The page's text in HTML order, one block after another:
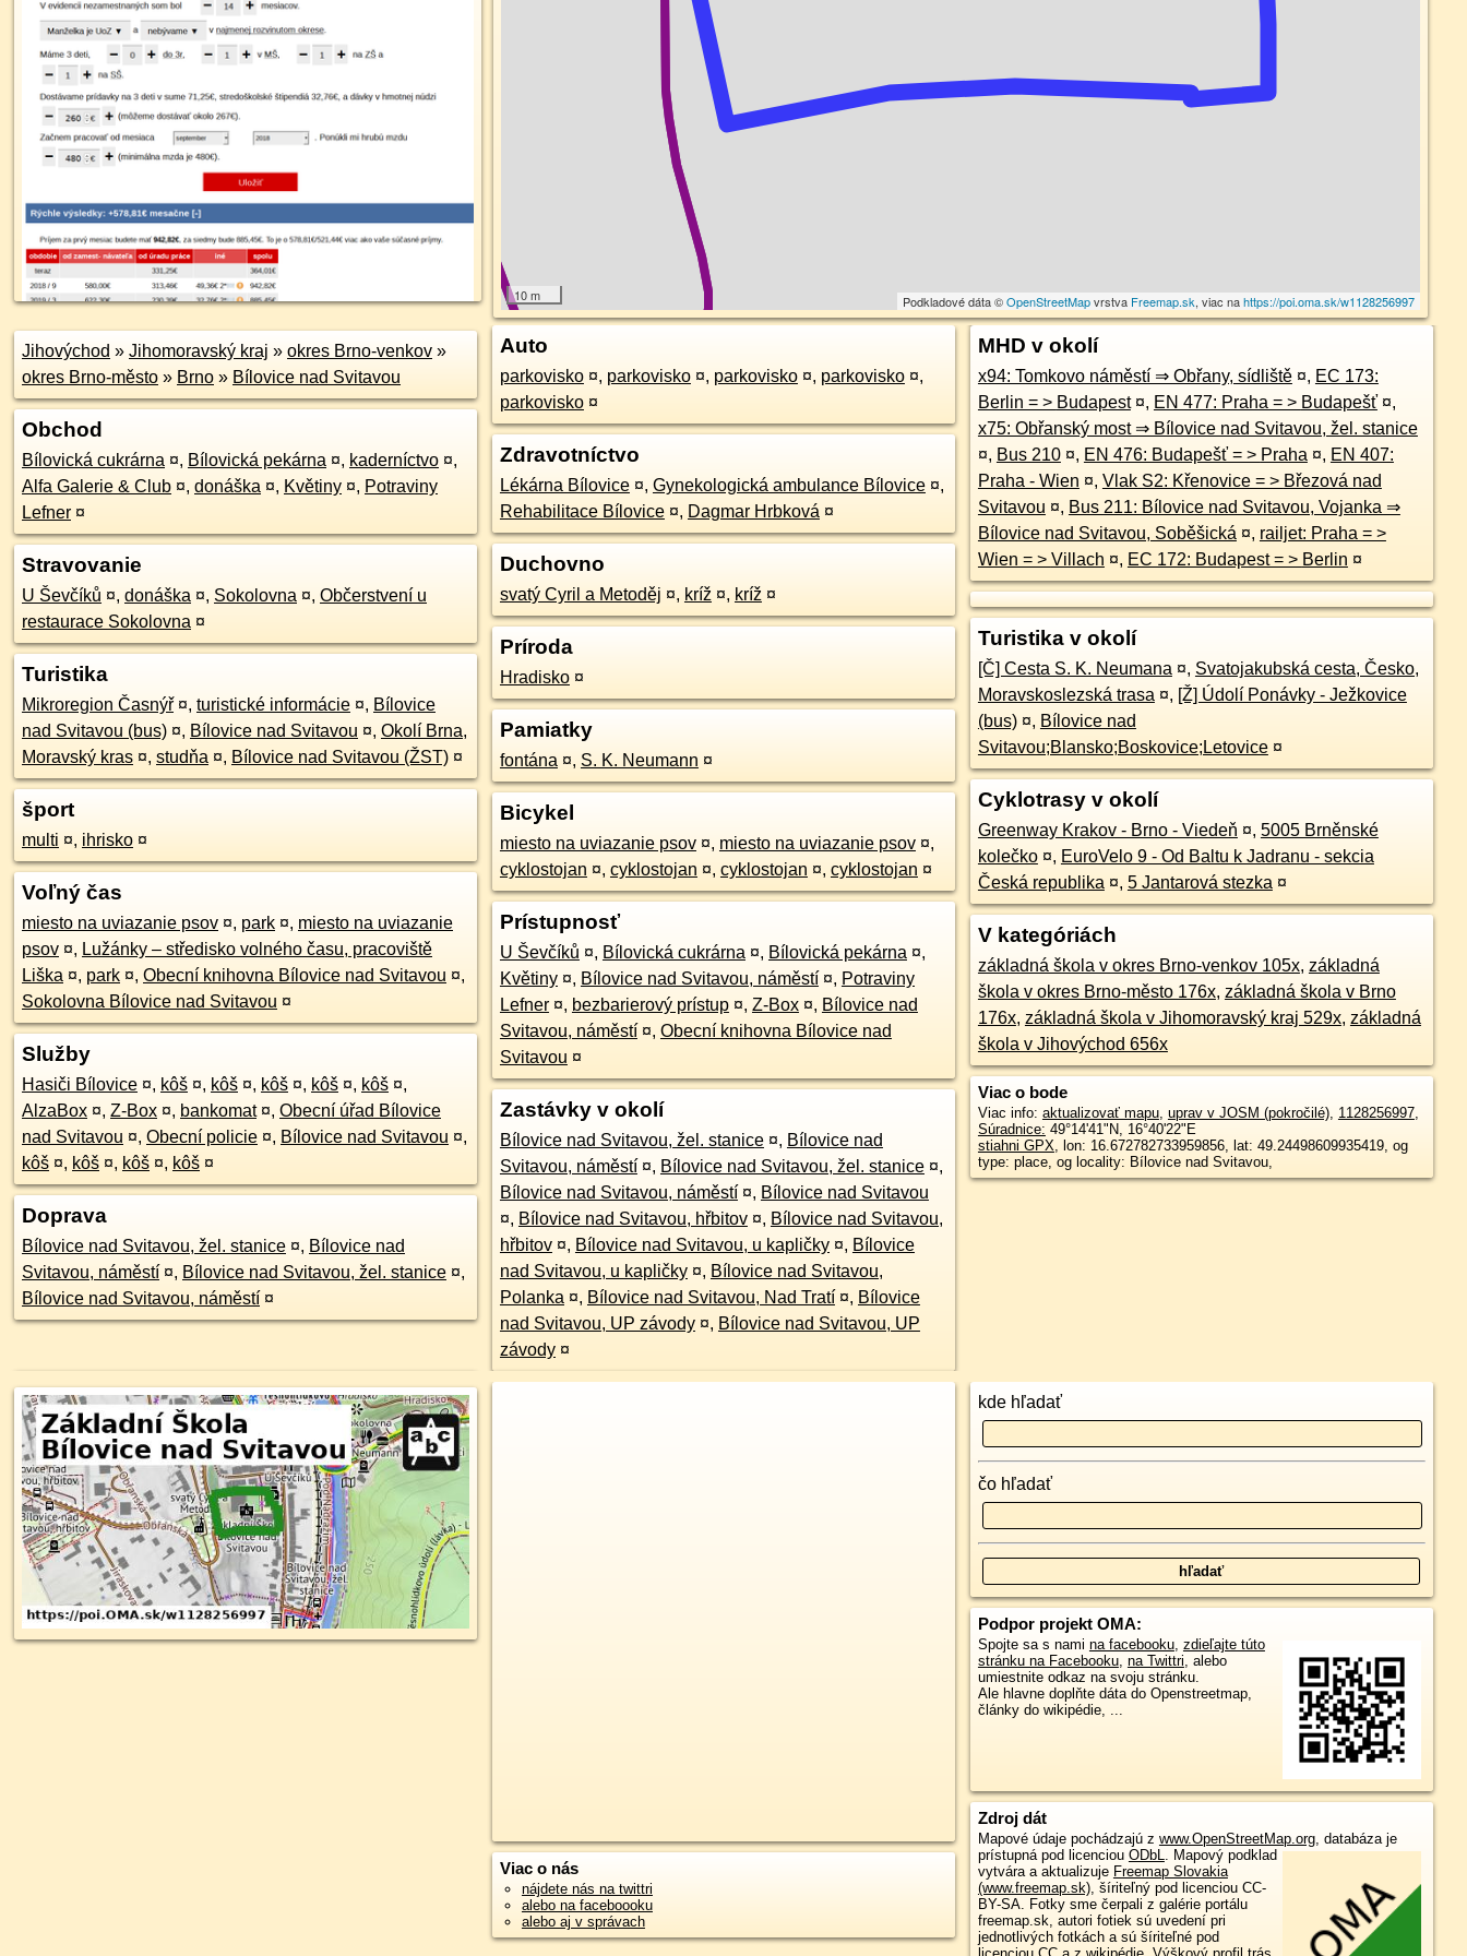
10 m Podkladové dáta ©OpenStreetMapvrstva Freemap.sk, viac nahttps://poi.oma.sk/w1128256997
Jihovýchod » Jihomoravský kraj » okres Brno-venkov »
okres Brno-město » Brno » Bílovice nad Svitavou
Obchod
Bílovická cukrárna ¤, Bílovická pekárna ¤, kaderníctvo ¤,
Alfa Galerie & Club ¤, donáška ¤, Květiny ¤, Potraviny
Lefner ¤
Stravovanie
U Ševčíků ¤, donáška ¤, Sokolovna ¤, Občerstvení u
restaurace Sokolovna ¤
Turistika
Mikroregion Časnýř ¤, turistické informácie ¤, Bílovice
nad Svitavou (bus) ¤, Bílovice nad Svitavou ¤, Okolí Brna,
Moravský kras ¤, studňa ¤, Bílovice nad Svitavou (ŽST) ¤
šport
multi ¤, ihrisko ¤
Voľný čas
miesto na uviazanie psov ¤, park ¤, miesto na uviazanie
psov ¤, Lužánky – středisko volného času, pracoviště
Liška ¤, park ¤, Obecní knihovna Bílovice nad Svitavou ¤,
Sokolovna Bílovice nad Svitavou ¤
Služby
Hasiči Bílovice ¤, kôš ¤, kôš ¤, kôš ¤, kôš ¤, kôš ¤,
AlzaBox ¤, Z-Box ¤, bankomat ¤, Obecní úřad Bílovice
nad Svitavou ¤, Obecní policie ¤, Bílovice nad Svitavou ¤,
kôš ¤, kôš ¤, kôš ¤, kôš ¤
Doprava
Bílovice nad Svitavou, žel. stanice ¤, Bílovice nad
Svitavou, náměstí ¤, Bílovice nad Svitavou, žel. stanice ¤,
Bílovice nad Svitavou, náměstí ¤
Auto
parkovisko ¤, parkovisko ¤, parkovisko ¤, parkovisko ¤,
parkovisko ¤
Zdravotníctvo
Lékárna Bílovice ¤, Gynekologická ambulance Bílovice ¤,
Rehabilitace Bílovice ¤, Dagmar Hrbková ¤
Duchovno
svatý Cyril a Metoděj ¤, kríž ¤, kríž ¤
Príroda
Hradisko ¤
Pamiatky
fontána ¤, S. K. Neumann ¤
Bicykel
miesto na uviazanie psov ¤, miesto na uviazanie psov ¤,
cyklostojan ¤, cyklostojan ¤, cyklostojan ¤, cyklostojan ¤
Prístupnosť
U Ševčíků ¤, Bílovická cukrárna ¤, Bílovická pekárna ¤,
Květiny ¤, Bílovice nad Svitavou, náměstí ¤, Potraviny
Lefner ¤, bezbarierový prístup ¤, Z-Box ¤, Bílovice nad
Svitavou, náměstí ¤, Obecní knihovna Bílovice nad
Svitavou ¤
Zastávky v okolí
Bílovice nad Svitavou, žel. stanice ¤, Bílovice nad
Svitavou, náměstí ¤, Bílovice nad Svitavou, žel. stanice ¤,
Bílovice nad Svitavou, náměstí ¤, Bílovice nad Svitavou
¤, Bílovice nad Svitavou, hřbitov ¤, Bílovice nad Svitavou,
hřbitov ¤, Bílovice nad Svitavou, u kapličky ¤, Bílovice
nad Svitavou, u kapličky ¤, Bílovice nad Svitavou,
Polanka ¤, Bílovice nad Svitavou, Nad Tratí ¤, Bílovice
nad Svitavou, UP závody ¤, Bílovice nad Svitavou, UP
závody ¤
MHD v okolí
x94: Tomkovo náměstí ⇒ Obřany, sídliště ¤, EC 173:
Berlin = > Budapest ¤, EN 477: Praha = > Budapešť ¤,
x75: Obřanský most ⇒ Bílovice nad Svitavou, žel. stanice
¤, Bus 210 ¤, EN 476: Budapešť = > Praha ¤, EN 407:
Praha - Wien ¤, Vlak S2: Křenovice = > Březová nad
Svitavou ¤, Bus 211: Bílovice nad Svitavou, Vojanka ⇒
Bílovice nad Svitavou, Soběšická ¤, railjet: Praha = >
Wien = > Villach ¤, EC 172: Budapest = > Berlin ¤
Turistika v okolí
[Č] Cesta S. K. Neumana ¤, Svatojakubská cesta, Česko,
Moravskoslezská trasa ¤, [Ž] Údolí Ponávky - Ježkovice
(bus) ¤, Bílovice nad
Svitavou;Blansko;Boskovice;Letovice ¤
Cyklotrasy v okolí
Greenway Krakov - Brno - Viedeň ¤, 5005 Brněnské
kolečko ¤, EuroVelo 9 - Od Baltu k Jadranu - sekcia
Česká republika ¤, 5 Jantarová stezka ¤
V kategóriách
základná škola v okres Brno-venkov 105x, základná
škola v okres Brno-město 176x, základná škola v Brno
176x, základná škola v Jihomoravský kraj 529x, základná
škola v Jihovýchod 656x
Viac o bode
Viac info: aktualizovať mapu, uprav v JOSM (pokročilé), 1128256997,
Súradnice: 49°14'41"N, 16°40'22"E
stiahni GPX, lon: 16.672782733959856, lat: 49.24498609935419, og
type: place, og locality: Bílovice nad Svitavou,
Viac o nás
nájdete nás na twittri
alebo na faceboooku
alebo aj v správach
kde hľadať
čo hľadať
Podpor projekt OMA:
Spojte sa s nami na facebooku, zdieľajte túto
stránku na Facebooku, na Twittri, alebo
umiestnite odkaz na svoju stránku.
Ale hlavne doplňte dáta do Openstreetmap,
články do wikipédie, ...
Zdroj dát
Mapové údaje pochádzajú z www.OpenStreetMap.org, databáza je
prístupná pod licenciou ODbL. Mapový podklad
vytvára a aktualizuje Freemap Slovakia
(www.freemap.sk), šíriteľný pod licenciou CC-
BY-SA. Fotky sme čerpali z galérie portálu
freemap.sk, autori fotiek sú uvedení pri
jednotlivých fotkách a sú šíriteľné pod